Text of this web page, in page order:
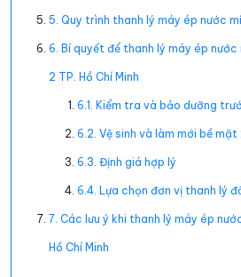
5. Quy trình thanh lý máy ép nước
6. Bí quyết để thanh lý máy ép
2 TP. Hồ Chí Minh
6.1. Kiểm tra và bảo dưỡng
6.2. Vệ sinh và làm mới bề mặt
6.3. Định giá hợp lý
6.4. Lựa chọn đơn vị thanh lý
7. Các lưu ý khi thanh lý máy ép
Hồ Chí Minh